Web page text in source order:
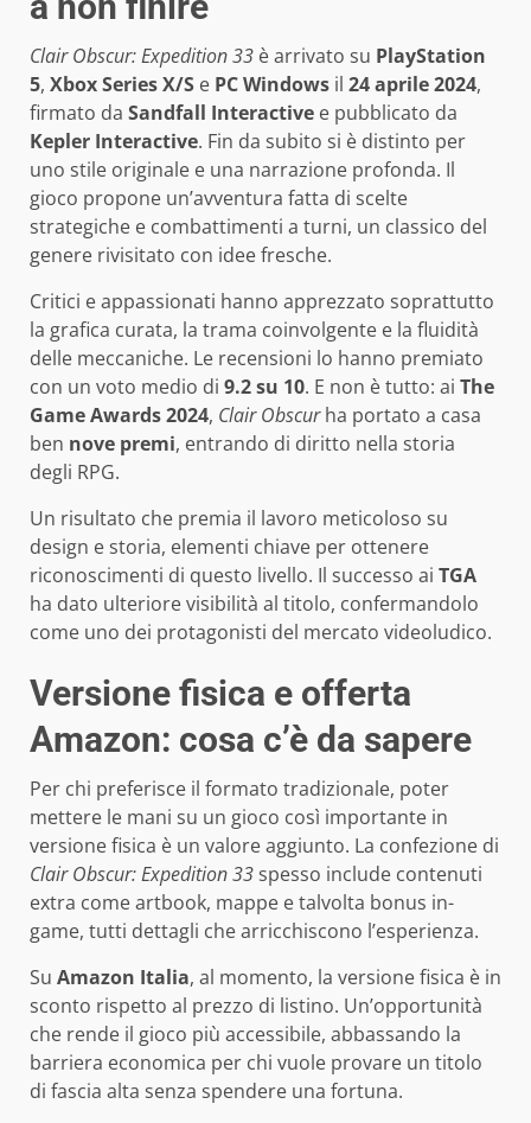
Clair Obscur: Expedition 33 è arrivato su PlayStation
5, Xbox Series X/S e PC Windows il 24 aprile 2024,
firmato da Sandfall Interactive e pubblicato da
Kepler Interactive. Fin da subito si è distinto per
uno stile originale e una narrazione profonda. Il
gioco propone un’avventura fatta di scelte
strategiche e combattimenti a turni, un classico del
genere rivisitato con idee fresche.
Critici e appassionati hanno apprezzato soprattutto
la grafica curata, la trama coinvolgente e la fluidità
delle meccaniche. Le recensioni lo hanno premiato
con un voto medio di 9.2 su 10. E non è tutto: ai The
Game Awards 2024, Clair Obscurha portato a casa
ben nove premi, entrando di diritto nella storia
degli RPG.
Un risultato che premia il lavoro meticoloso su
design e storia, elementi chiave per ottenere
riconoscimenti di questo livello. Il successo ai TGA
ha dato ulteriore visibilità al titolo, confermandolo
come uno dei protagonisti del mercato videoludico.
Versione fisica e offerta
Amazon: cosa c’è da sapere
Per chi preferisce il formato tradizionale, poter
mettere le mani su un gioco così importante in
versione fisica è un valore aggiunto. La confezione di
Clair Obscur: Expedition 33spesso include contenuti
extra come artbook, mappe e talvolta bonus in-
game, tutti dettagli che arricchiscono l’esperienza.
Su Amazon Italia, al momento, la versione fisica è in
sconto rispetto al prezzo di listino. Un’opportunità
che rende il gioco più accessibile, abbassando la
barriera economica per chi vuole provare un titolo
di fascia alta senza spendere una fortuna.